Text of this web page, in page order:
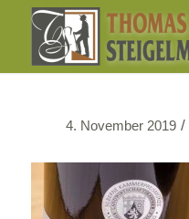
4. November 2019 /